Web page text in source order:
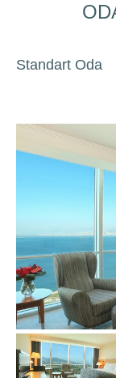
Standart Oda